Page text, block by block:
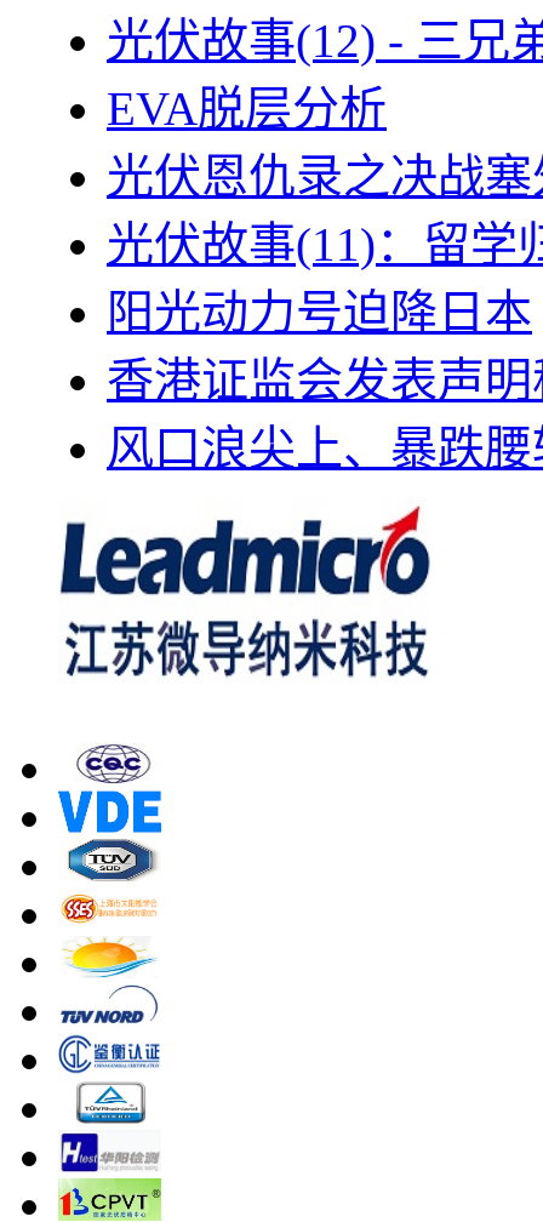
光伏故事(12) - 三兄
EVA脱层分析
光伏恩仇录之决战
光伏故事(11)：留学
阳光动力号迫降日本
香港证监会发表声
风口浪尖上、暴跌